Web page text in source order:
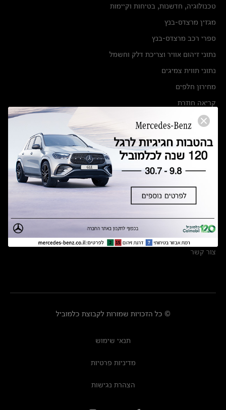
טכנולוגיה, חדשנות, בטיחות וקיימות
מגזין מרצדס-בנץ
ספרי רכב מרצדס-בנץ
נתוני זיהום אוויר וצריכת דלק וחשמל
נתוני תווית צמיגים
מחירון חלפים
קריאה חוזרת
הודעה על הטבות לרכבי מרצדס בהסדר פשרה בתצ 56447-02-19
תקנון ימי מכירות 120 לכלמוביל
מצאו אותנו
אולמות תצוגה
מרכזי שירות
צור קשר
© כל הזכויות שמורות לקבוצת כלמוביל
תנאי שימוש
מדיניות פרטיות
הצהרת נגישות